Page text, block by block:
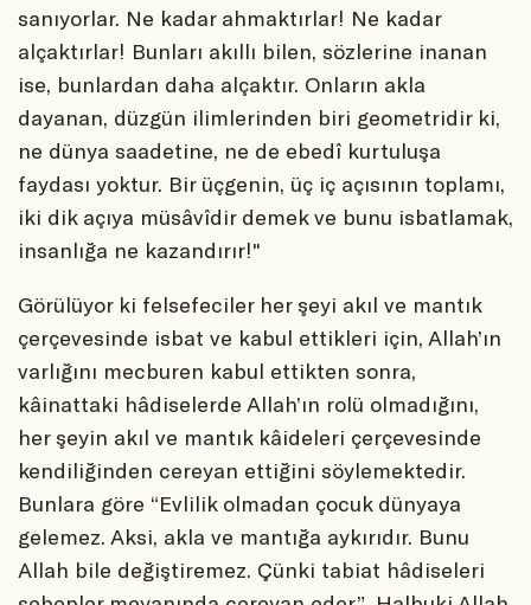
sanıyorlar. Ne kadar ahmaktırlar! Ne kadar
alçaktırlar! Bunları akıllı bilen, sözlerine inanan
ise, bunlardan daha alçaktır. Onların akla
dayanan, düzgün ilimlerinden biri geometridir ki,
ne dünya saadetine, ne de ebedî kurtuluşa
faydası yoktur. Bir üçgenin, üç iç açısının toplamı,
iki dik açıya müsâvîdir demek ve bunu isbatlamak,
insanlığa ne kazandırır!"
Görülüyor ki felsefeciler her şeyi akıl ve mantık
çerçevesinde isbat ve kabul ettikleri için, Allah’ın
varlığını mecburen kabul ettikten sonra,
kâinattaki hâdiselerde Allah’ın rolü olmadığını,
her şeyin akıl ve mantık kâideleri çerçevesinde
kendiliğinden cereyan ettiğini söylemektedir.
Bunlara göre “Evlilik olmadan çocuk dünyaya
gelemez. Aksi, akla ve mantığa aykırıdır. Bunu
Allah bile değiştiremez. Çünki tabiat hâdiseleri